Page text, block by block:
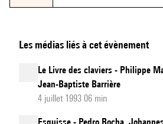
Les médias liés à cet évènement
Le Livre des claviers - Philippe
Jean-Baptiste Barrière
4 juillet 1993 06 min